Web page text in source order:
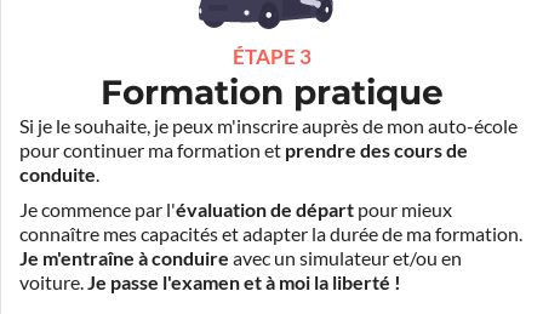
ÉTAPE 3
Formation pratique
Si je le souhaite, je peux m'inscrire auprès de mon auto-école
pour continuer ma formation et prendre des cours de
conduite.
Je commence par l'évaluation de départ pour mieux
connaître mes capacités et adapter la durée de ma formation.
Je m'entraîne à conduire avec un simulateur et/ou en
voiture.Je passe l'examen et à moi la liberté !